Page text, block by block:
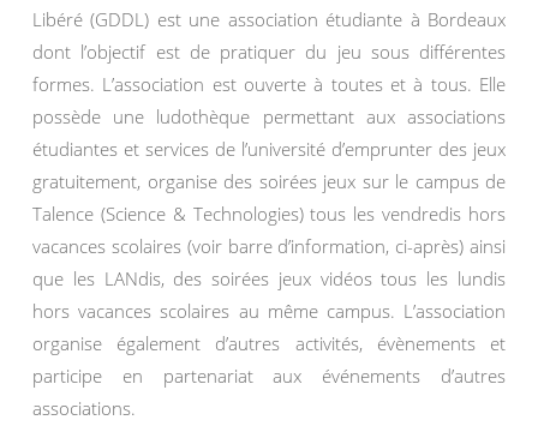
Libéré (GDDL) est une association étudiante à Bordeaux
dont l’objectif est de pratiquer du jeu sous différentes
formes. L’association est ouverte à toutes et à tous. Elle
possède une ludothèque permettant aux associations
étudiantes et services de l’université d’emprunter des jeux
gratuitement, organise des soirées jeux sur le campus de
Talence (Science & Technologies) tous les vendredis hors
vacances scolaires (voir barre d’information, ci-après) ainsi
que les LANdis, des soirées jeux vidéos tous les lundis
hors vacances scolaires au même campus. L’association
organise également d’autres activités, évènements et
participe en partenariat aux événements d’autres
associations.